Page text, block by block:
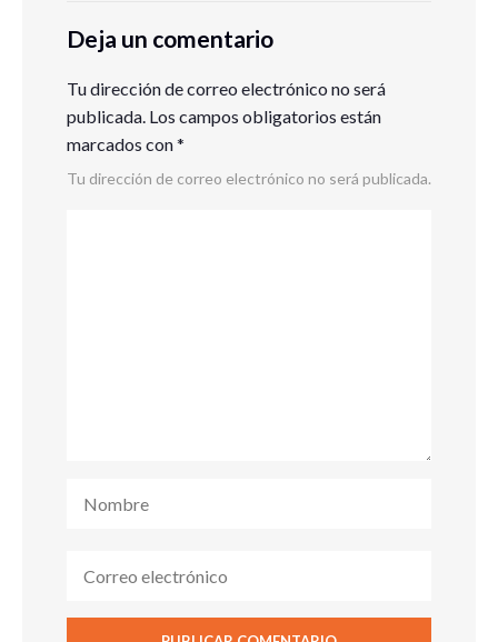
Deja un comentario
Tu dirección de correo electrónico no será
publicada. Los campos obligatorios están
marcados con*
Tu dirección de correo electrónico no será publicada.